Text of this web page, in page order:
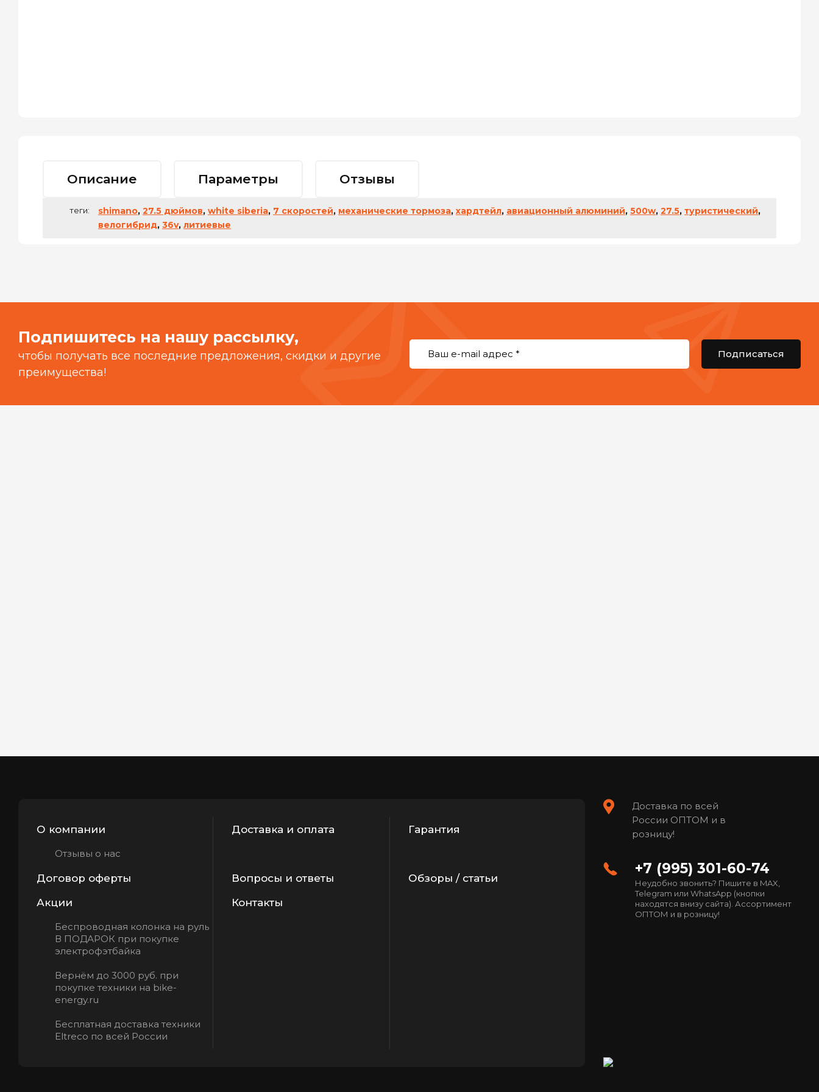
Описание Параметры Отзывы
теги: shimano, 27.5 дюймов, white siberia, 7 скоростей, механические тормоза, хардтейл, авиационный алюминий, 500w, 27.5, туристический,
велогибрид, 36v, литиевые
Подпишитесь на нашу рассылку,
чтобы получать все последние предложения, скидки и другие
преимущества!
Подписаться
О компании
Отзывы о нас
Доставка и оплата Гарантия
Договор оферты Вопросы и ответы
Обзоры / статьи
Акции
Беспроводная колонка на руль
В ПОДАРОК при покупке
электрофэтбайка
Вернём до 3000 руб. при
покупке техники на bike-
energy.ru
Бесплатная доставка техники
Eltreco по всей России
Контакты
Доставка по всей
России ОПТОМ и в
розницу!
+7 (995) 301-60-74
Неудобно звонить? Пишите в MAX,
Telegram или WhatsApp (кнопки
находятся внизу сайта). Ассортимент
ОПТОМ и в розницу!